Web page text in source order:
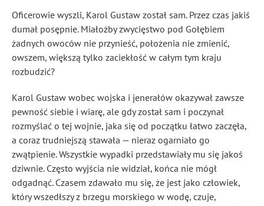
Oficerowie wyszli, Karol Gustaw został sam. Przez czas jakiś
dumał posępnie. Miałożby zwycięstwo pod Gołębiem
żadnych owoców nie przynieść, położenia nie zmienić,
owszem, większą tylko zaciekłość w całym tym kraju
rozbudzić?
Karol Gustaw wobec wojska i jenerałów okazywał zawsze
pewność siebie i wiarę, ale gdy został sam i poczynał
rozmyślać o tej wojnie, jaka się od początku łatwo zaczęła,
a coraz trudniejszą stawała — nieraz ogarniało go
zwątpienie. Wszystkie wypadki przedstawiały mu się jakoś
dziwnie. Często wyjścia nie widział, końca nie mógł
odgadnąć. Czasem zdawało mu się, że jest jako człowiek,
który wszedłszy z brzegu morskiego w wodę, czuje,